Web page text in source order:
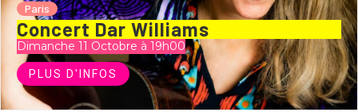
Paris
Concert Dar Williams
Dimanche 11 Octobre à 19h00
PLUS D'INFOS